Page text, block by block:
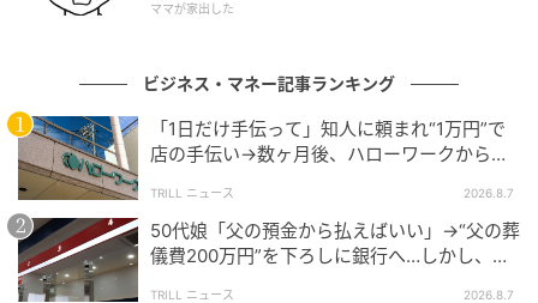
計算です。
寿命は延ばせます。
Aさんにはその視点がありませんでした。
計画のない取り崩しが、資産減少を早めたのです。
「安心」は管理で生まれる
ママが家出した
ビジネス・マネー記事ランキング
「1日だけ手伝って」知人に頼まれ“1万円”で
店の手伝い→数ヶ月後、ハローワークから届
TRILL ニュース 2026.8.7
50代娘「父の預金から払えばいい」→“父の葬
儀費200万円”を下ろしに銀行へ…しかし、窓
TRILL ニュース 2026.8.7